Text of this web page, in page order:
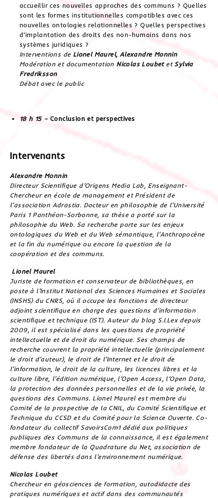
accueillir ces nouvelles approches des communs ? Quelles
sont les formes institutionnelles compatibles avec ces
nouvelles ontologies relationnelles ? Quelles perspectives
d’implantation des droits des non-humains dans nos
systèmes juridiques ?
Interventions deLionel Maurel, Alexandre Monnin
Modération et documentation Nicolas Loubet etSylvia
Fredriksson
Débat avec le public
18 h 15 – Conclusion et perspectives
Intervenants
Alexandre Monnin
Directeur Scientifique d’Origens Media Lab, Enseignant-
Chercheur en école de management et Président de
l’association Adrastia. Docteur en philosophie de l’Université
Paris 1 Panthéon-Sorbonne, sa thèse a porté sur la
philosophie du Web. Sa recherche porte sur les enjeux
ontologiques du Web et du Web sémantique, l’Anthropocène
et la fin du numérique ou encore la question de la
coopération et des communs.
Lionel Maurel
Juriste de formation et conservateur de bibliothèques, en
poste à l’Institut National des Sciences Humaines et Sociales
(INSHS) du CNRS, où il occupe les fonctions de directeur
adjoint scientifique en charge des questions d’information
scientifique et technique (IST). Auteur du blog S.I.Lex depuis
2009, il est spécialisé dans les questions de propriété
intellectuelle et de droit du numérique. Ses champs de
recherche couvrent la propriété intellectuelle (principalement
le droit d’auteur), le droit de l’Internet et le droit de
l’information, le droit de la culture, les licences libres et la
culture libre, l’édition numérique, l’Open Access, l’Open Data,
la protection des données personnelles et de la vie privée, la
questions des Communs. Lionel Maurel est membre du
Comité de la prospective de la CNIL, du Comité Scientifique et
Technique du CCSD et du Comité pour la Science Ouverte. Co-
fondateur du collectif SavoirsCom1 dédié aux politiques
publiques des Communs de la connaissance, il est également
membre fondateur de la Quadrature du Net, association de
défense des libertés dans l’environnement numérique.
Nicolas Loubet
Chercheur en géosciences de formation, autodidacte des
pratiques numériques et actif dans des communautés